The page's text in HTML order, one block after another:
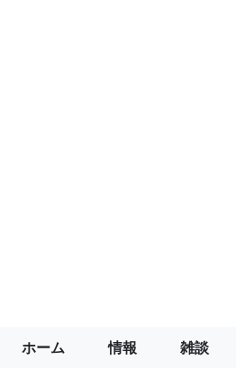
ホーム 情報 雑談